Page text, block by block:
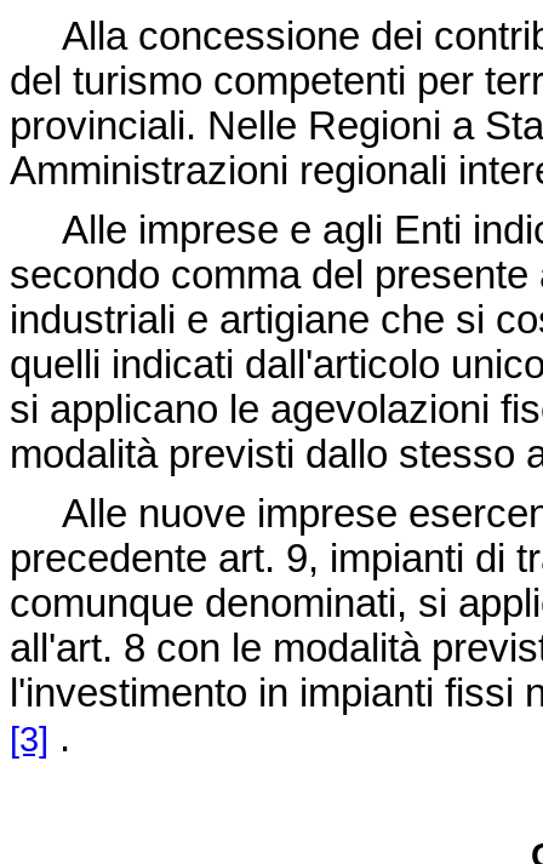
Alla concessione dei
del turismo competenti per
provinciali. Nelle Regioni a
Amministrazioni regionali
Alle imprese e agli Enti
secondo comma del
industriali e artigiane che si
quelli indicati dall'articolo
si applicano le agevolazioni
modalità previsti dallo stesso
Alle nuove imprese
precedente art. 9, impianti di
comunque denominati, si
all'art. 8 con le modalità
l'investimento in impianti fissi
[3] .